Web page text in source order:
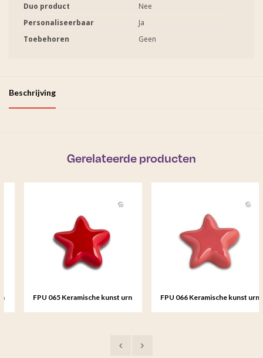
Duo product
Nee
Personaliseerbaar
Ja
Toebehoren
Geen
Beschrijving
Gerelateerde producten
FPU 065 Keramische kunst urn
FPU 066 Keramische kunst urn